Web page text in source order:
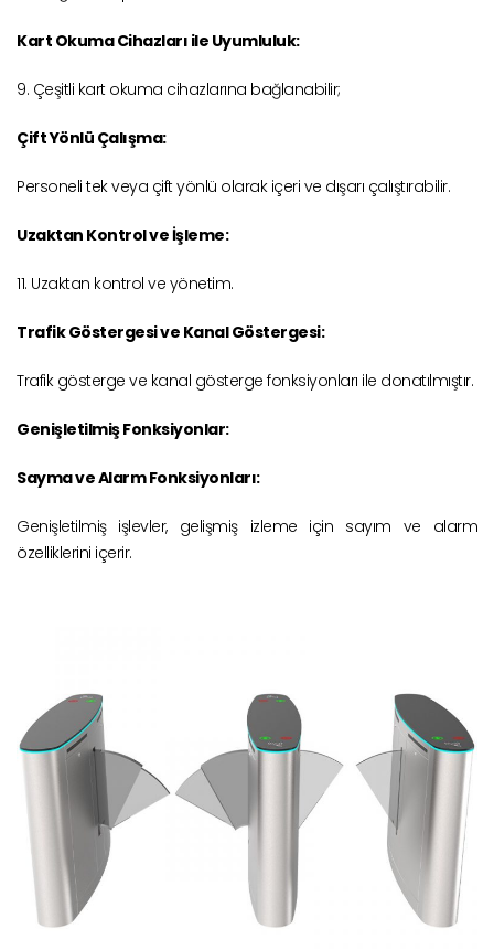
Kart Okuma Cihazları ile Uyumluluk:
9. Çeşitli kart okuma cihazlarına bağlanabilir;
Çift Yönlü Çalışma:
Personeli tek veya çift yönlü olarak içeri ve dışarı çalıştırabilir.
Uzaktan Kontrol ve İşleme:
11. Uzaktan kontrol ve yönetim.
Trafik Göstergesi ve Kanal Göstergesi:
Trafik gösterge ve kanal gösterge fonksiyonları ile donatılmıştır.
Genişletilmiş Fonksiyonlar:
Sayma ve Alarm Fonksiyonları:
Genişletilmiş işlevler, gelişmiş izleme için sayım ve alarm
özelliklerini içerir.